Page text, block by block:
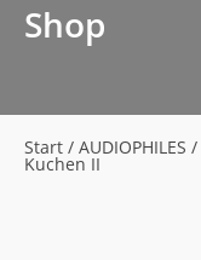
Shop
Start / AUDIOPHILES /
Kuchen II